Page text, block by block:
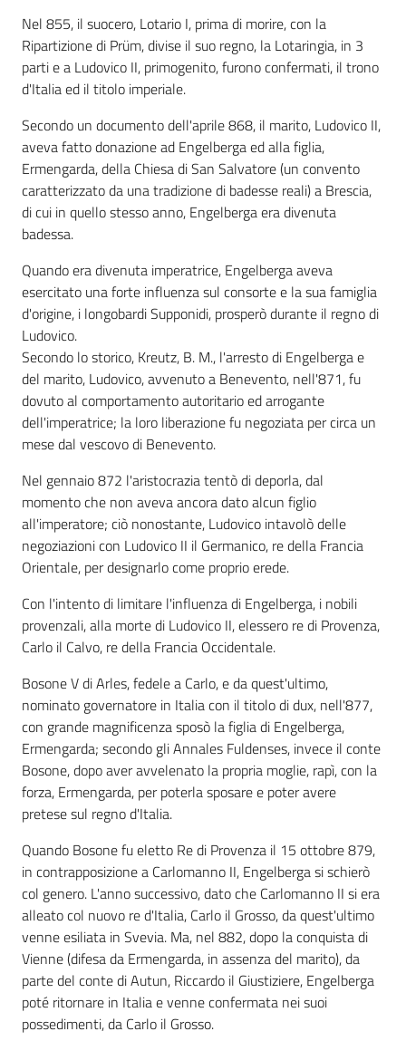
Nel 855, il suocero, Lotario I, prima di morire, con la
Ripartizione di Prüm, divise il suo regno, la Lotaringia, in 3
parti e a Ludovico II, primogenito, furono confermati, il trono
d'Italia ed il titolo imperiale.
Secondo un documento dell'aprile 868, il marito, Ludovico II,
aveva fatto donazione ad Engelberga ed alla figlia,
Ermengarda, della Chiesa di San Salvatore (un convento
caratterizzato da una tradizione di badesse reali) a Brescia,
di cui in quello stesso anno, Engelberga era divenuta
badessa.
Quando era divenuta imperatrice, Engelberga aveva
esercitato una forte influenza sul consorte e la sua famiglia
d'origine, i longobardi Supponidi, prosperò durante il regno di
Ludovico.
Secondo lo storico, Kreutz, B. M., l'arresto di Engelberga e
del marito, Ludovico, avvenuto a Benevento, nell'871, fu
dovuto al comportamento autoritario ed arrogante
dell'imperatrice; la loro liberazione fu negoziata per circa un
mese dal vescovo di Benevento.
Nel gennaio 872 l'aristocrazia tentò di deporla, dal
momento che non aveva ancora dato alcun figlio
all'imperatore; ciò nonostante, Ludovico intavolò delle
negoziazioni con Ludovico II il Germanico, re della Francia
Orientale, per designarlo come proprio erede.
Con l'intento di limitare l'influenza di Engelberga, i nobili
provenzali, alla morte di Ludovico II, elessero re di Provenza,
Carlo il Calvo, re della Francia Occidentale.
Bosone V di Arles, fedele a Carlo, e da quest'ultimo,
nominato governatore in Italia con il titolo di dux, nell'877,
con grande magnificenza sposò la figlia di Engelberga,
Ermengarda; secondo gli Annales Fuldenses, invece il conte
Bosone, dopo aver avvelenato la propria moglie, rapì, con la
forza, Ermengarda, per poterla sposare e poter avere
pretese sul regno d'Italia.
Quando Bosone fu eletto Re di Provenza il 15 ottobre 879,
in contrapposizione a Carlomanno II, Engelberga si schierò
col genero. L'anno successivo, dato che Carlomanno II si era
alleato col nuovo re d'Italia, Carlo il Grosso, da quest'ultimo
venne esiliata in Svevia. Ma, nel 882, dopo la conquista di
Vienne (difesa da Ermengarda, in assenza del marito), da
parte del conte di Autun, Riccardo il Giustiziere, Engelberga
poté ritornare in Italia e venne confermata nei suoi
possedimenti, da Carlo il Grosso.